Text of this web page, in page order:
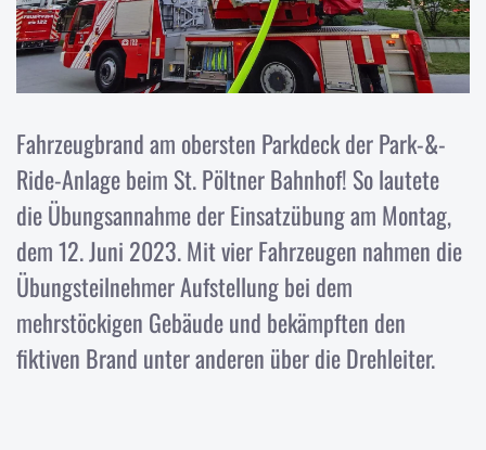
Fahrzeugbrand am obersten Parkdeck der Park-&-
Ride-Anlage beim St. Pöltner Bahnhof! So lautete
die Übungsannahme der Einsatzübung am Montag,
dem 12. Juni 2023. Mit vier Fahrzeugen nahmen die
Übungsteilnehmer Aufstellung bei dem
mehrstöckigen Gebäude und bekämpften den
fiktiven Brand unter anderen über die Drehleiter.